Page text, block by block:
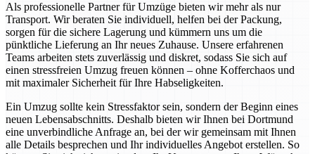
Als professionelle Partner für Umzüge bieten wir mehr als nur
Transport. Wir beraten Sie individuell, helfen bei der Packung,
sorgen für die sichere Lagerung und kümmern uns um die
pünktliche Lieferung an Ihr neues Zuhause. Unsere erfahrenen
Teams arbeiten stets zuverlässig und diskret, sodass Sie sich auf
einen stressfreien Umzug freuen können – ohne Kofferchaos und
mit maximaler Sicherheit für Ihre Habseligkeiten.
Ein Umzug sollte kein Stressfaktor sein, sondern der Beginn eines
neuen Lebensabschnitts. Deshalb bieten wir Ihnen bei Dortmund
eine unverbindliche Anfrage an, bei der wir gemeinsam mit Ihnen
alle Details besprechen und Ihr individuelles Angebot erstellen. So